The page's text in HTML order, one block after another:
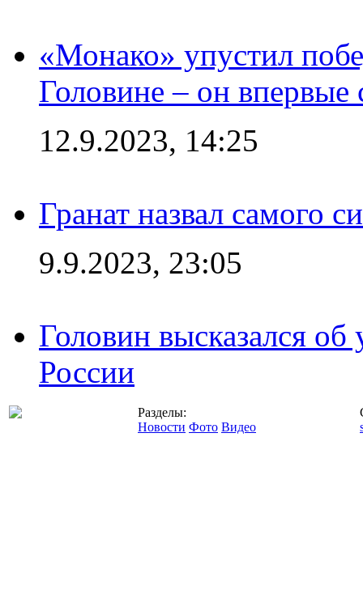
«Монако» упустил
Головине – он впервые
12.9.2023, 14:25
Гранат назвал самого
9.9.2023, 23:05
Головин высказался
России
Разделы:
Новости Фото Видео